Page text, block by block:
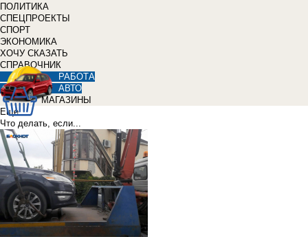
ПОЛИТИКА
СПЕЦПРОЕКТЫ
СПОРТ
ЭКОНОМИКА
ХОЧУ СКАЗАТЬ
СПРАВОЧНИК
РАБОТА
АВТО
МАГАЗИНЫ
Еще
Что делать, если...